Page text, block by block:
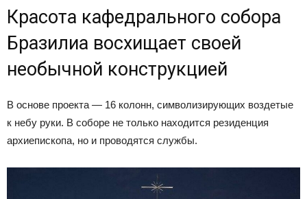
Красота кафедрального собора
Бразилиа восхищает своей
необычной конструкцией
В основе проекта — 16 колонн, символизирующих воздетые
к небу руки. В соборе не только находится резиденция
архиепископа, но и проводятся службы.